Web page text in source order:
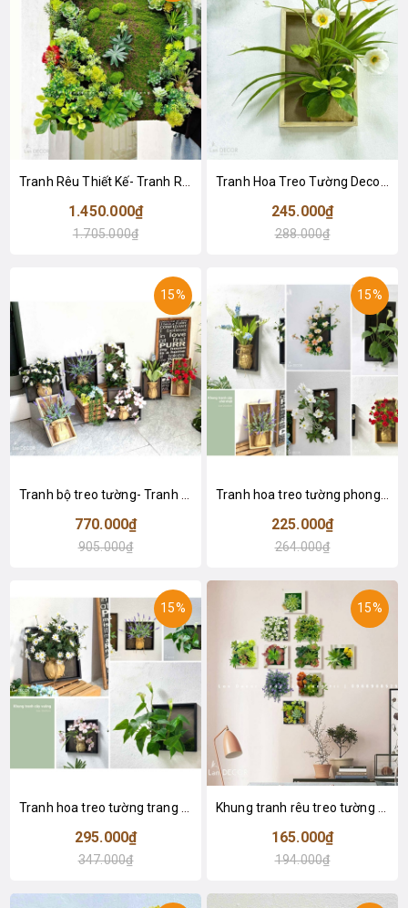
1.450.000₫
1.705.000₫
245.000₫
288.000₫
15%
770.000₫
905.000₫
15%
225.000₫
264.000₫
15%
295.000₫
347.000₫
15%
165.000₫
194.000₫